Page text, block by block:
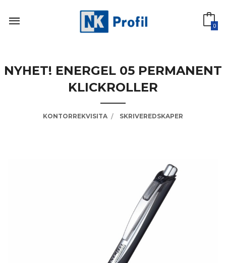
innholdet
0
NYHET! ENERGEL 05 PERMANENT
KLICKROLLER
KONTORREKVISITA SKRIVEREDSKAPER